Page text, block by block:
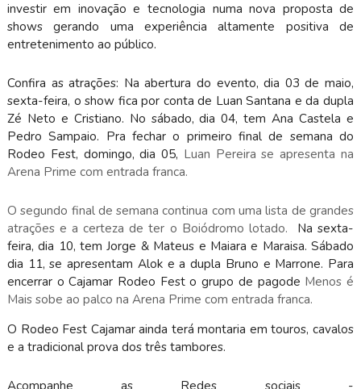
investir em inovação e tecnologia numa nova proposta de
shows gerando uma experiência altamente positiva de
entretenimento ao público.
Confira as atrações: Na abertura do evento, dia 03 de maio,
sexta-feira, o show fica por conta de Luan Santana e da dupla
Zé Neto e Cristiano. No sábado, dia 04, tem Ana Castela e
Pedro Sampaio. Pra fechar o primeiro final de semana do
Rodeo Fest, domingo, dia 05, Luan Pereira se apresenta na
Arena Prime com entrada franca.
O segundo final de semana continua com uma lista de grandes
atrações e a certeza de ter o Boiódromo lotado.
Na sexta-
feira, dia 10, tem Jorge & Mateus e Maiara e Maraisa. Sábado
dia 11, se apresentam Alok e a dupla Bruno e Marrone. Para
encerrar o Cajamar Rodeo Fest o grupo de pagode Menos é
Mais sobe ao palco na Arena Prime com entrada franca.
O Rodeo Fest Cajamar ainda terá montaria em touros, cavalos
e a tradicional prova dos três tambores.
Acompanhe as Redes sociais -